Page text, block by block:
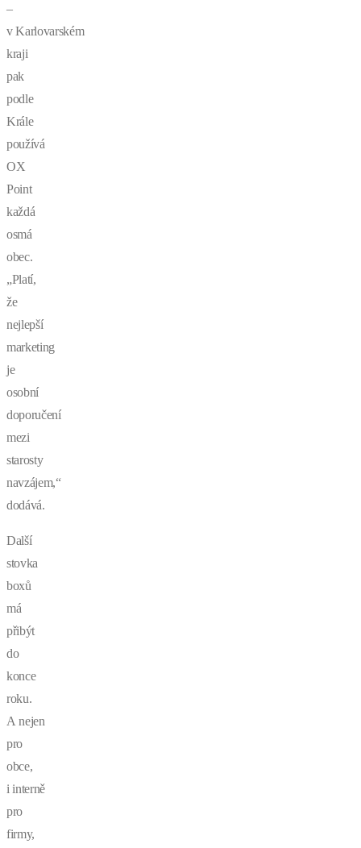
–
v Karlovarském
kraji
pak
podle
Krále
používá
OX
Point
každá
osmá
obec.
„Platí,
že
nejlepší
marketing
je
osobní
doporučení
mezi
starosty
navzájem,“
dodává.
Další
stovka
boxů
má
přibýt
do
konce
roku.
A nejen
pro
obce,
i interně
pro
firmy,